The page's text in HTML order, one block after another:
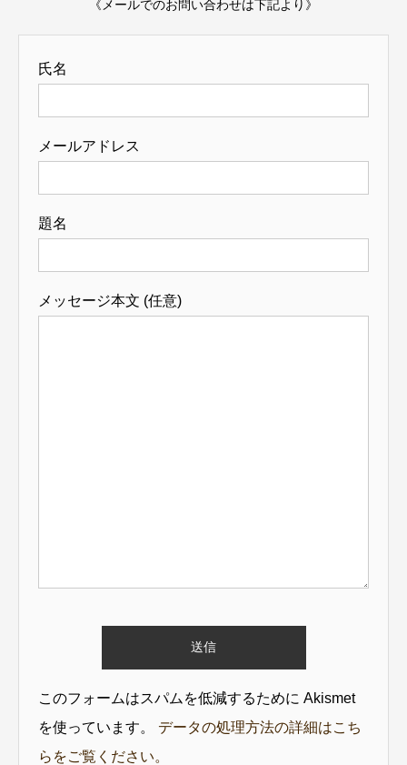
《メールでのお問い合わせは下記より》
氏名
メールアドレス
題名
メッセージ本文 (任意)
このフォームはスパムを低減するために Akismet
を使っています。 データの処理方法の詳細はこち
らをご覧ください。